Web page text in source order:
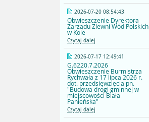
2026-07-20 08:54:43
Obwieszczenie Dyrektora
Zarządu Zlewni Wód Polskich
w Kole
Czytaj dalej
2026-07-17 12:49:41
G.6220.7.2026
Obwieszczenie Burmistrza
Rychwała z 17 lipca 2026 r.
dot. przedsięwzięcia pn.
"Budowa drogi gminnej w
miejscowości Biała
Panieńska"
Czytaj dalej